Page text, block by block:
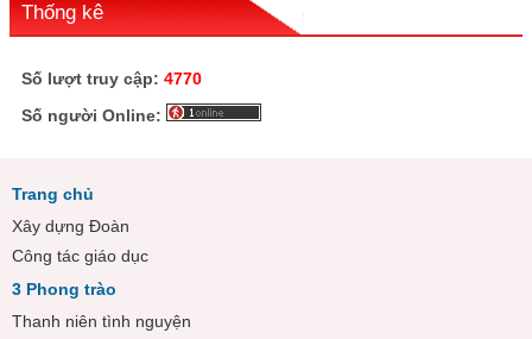
Thống kê
Số lượt truy cập: 4770
Số người Online:
Trang chủ
Xây dựng Đoàn
Công tác giáo dục
3 Phong trào
Thanh niên tình nguyện